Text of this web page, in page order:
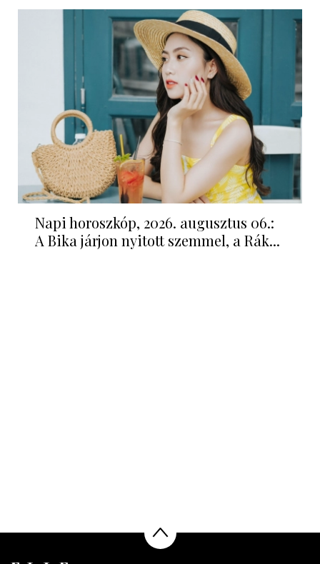
Napi horoszkóp, 2026. augusztus 06.:
A Bika járjon nyitott szemmel, a Rák...